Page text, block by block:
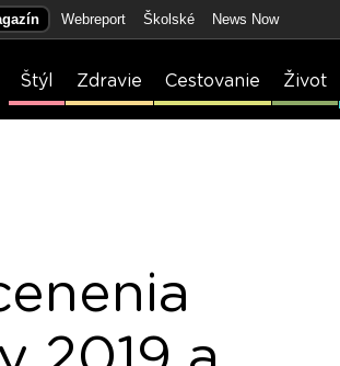
Webreport Školské News Now
Štýl Zdravie Cestovanie Život